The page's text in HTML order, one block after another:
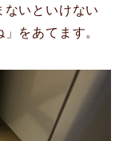
いといけない
をあてます。